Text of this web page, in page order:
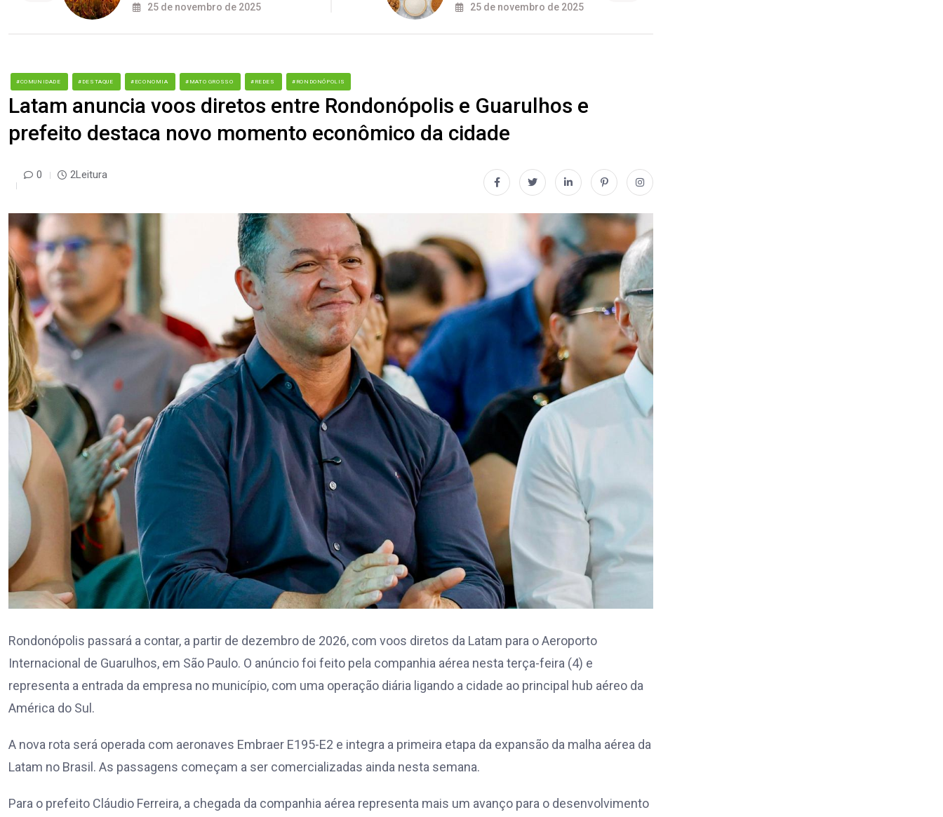
25 de novembro de 2025 25 de novembro de 2025
#COMUNIDADE #DESTAQUE #ECONOMIA #MATO GROSSO #REDES #RONDONÓPOLIS
Latam anuncia voos diretos entre Rondonópolis e Guarulhos e
prefeito destaca novo momento econômico da cidade
0 2Leitura
Rondonópolis passará a contar, a partir de dezembro de 2026, com voos diretos da Latam para o Aeroporto
Internacional de Guarulhos, em São Paulo. O anúncio foi feito pela companhia aérea nesta terça-feira (4) e
representa a entrada da empresa no município, com uma operação diária ligando a cidade ao principal hub aéreo da
América do Sul.
A nova rota será operada com aeronaves Embraer E195-E2 e integra a primeira etapa da expansão da malha aérea da
Latam no Brasil. As passagens começam a ser comercializadas ainda nesta semana.
Para o prefeito Cláudio Ferreira, a chegada da companhia aérea representa mais um avanço para o desenvolvimento